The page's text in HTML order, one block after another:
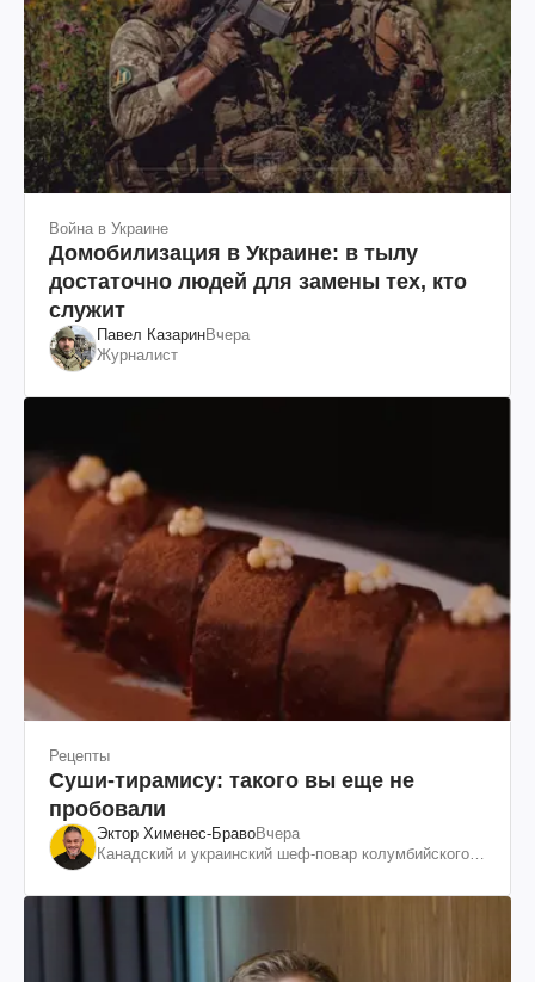
Война в Украине
Домобилизация в Украине: в тылу
достаточно людей для замены тех, кто
служит
Павел КазаринВчера
Журналист
Рецепты
Суши-тирамису: такого вы еще не
пробовали
Эктор Хименес-БравоВчера
Канадский и украинский шеф-повар колумбийского